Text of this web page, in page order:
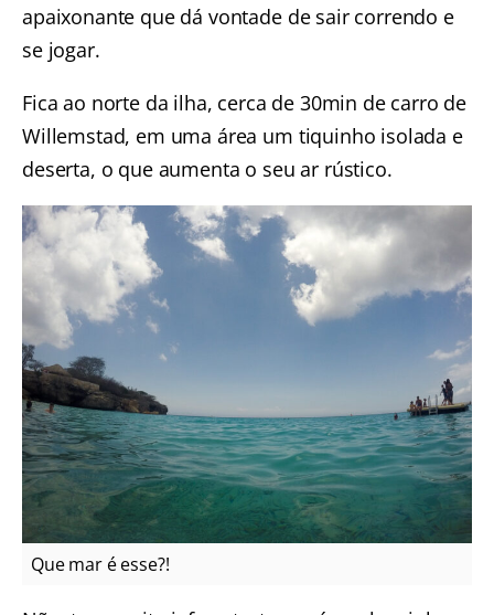
apaixonante que dá vontade de sair correndo e
se jogar.
Fica ao norte da ilha, cerca de 30min de carro de
Willemstad, em uma área um tiquinho isolada e
deserta, o que aumenta o seu ar rústico.
Que mar é esse?!